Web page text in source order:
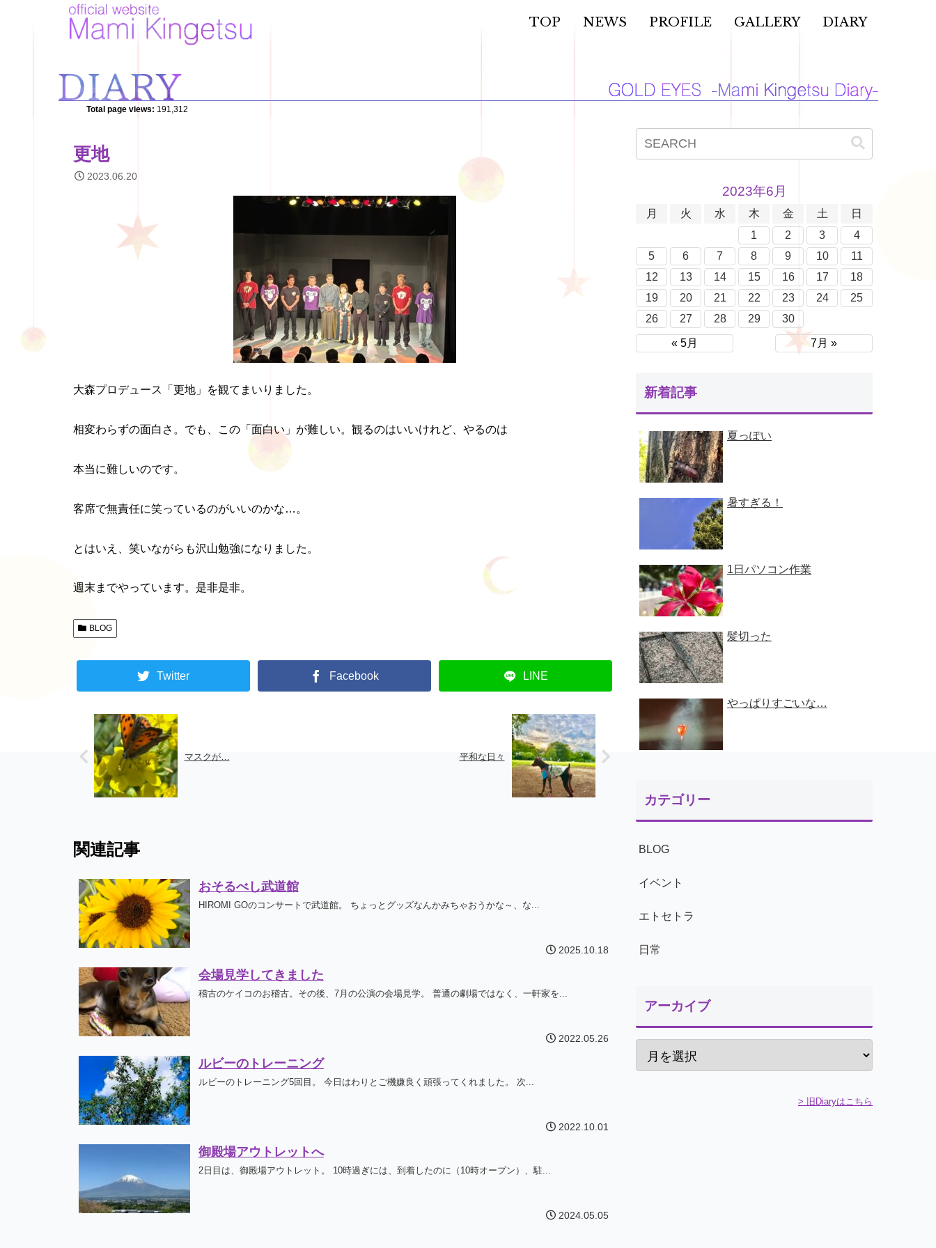
TOP NEWS PROFILE GALLERY DIARY
Total page views: 191,312
更地
2023.06.20
大森プロデュース「更地」を観てまいりました。
相変わらずの面白さ。でも、この「面白い」が難しい。観るのはいいけれど、やるのは
本当に難しいのです。
客席で無責任に笑っているのがいいのかな…。
とはいえ、笑いながらも沢山勉強になりました。
週末までやっています。是非是非。
BLOG
Twitter Facebook LINE
マスクが… 平和な日々
関連記事
おそるべし武道館
HIROMI GOのコンサートで武道館。 ちょっとグッズなんかみちゃおうかな～、な...
2025.10.18
会場見学してきました
稽古のケイコのお稽古。その後、7月の公演の会場見学。 普通の劇場ではなく、一軒家を...
2022.05.26
ルビーのトレーニング
ルビーのトレーニング5回目。 今日はわりとご機嫌良く頑張ってくれました。 次...
2022.10.01
御殿場アウトレットへ
2日目は、御殿場アウトレット。 10時過ぎには、到着したのに（10時オープン）、駐...
2024.05.05
2023年6月
月 火 水 木 金 土
日
1
2 3
4
5
6 7 8 9 10
11
12
13 14 15 16 17
18
19
20 21 22 23 24
25
26
27 28 29 30
« 5月 7月 »
新着記事
夏っぽい
暑すぎる！
1日パソコン作業
髪切った
やっぱりすごいな…
カテゴリー
BLOG
イベント
エトセトラ
日常
アーカイブ
> 旧Diaryはこちら